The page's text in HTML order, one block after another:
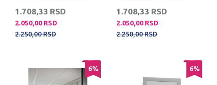
1.708,33 RSD
2.050,00 RSD
2.250,00RSD
1.708,33 RSD
2.050,00 RSD
2.250,00RSD
6% 6%